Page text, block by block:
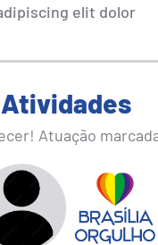
elit dolor
Atividades
Atuação